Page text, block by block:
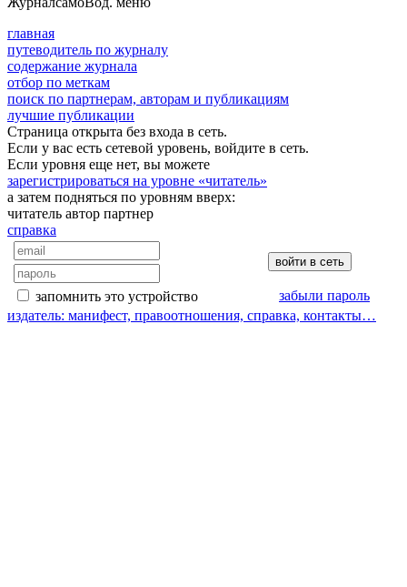
главная
путеводитель по журналу
содержание журнала
отбор по меткам
поиск по партнерам, авторам и публикациям
лучшие публикации
Страница открыта без входа в сеть.
Если у вас есть сетевой уровень, войдите в сеть.
Если уровня еще нет, вы можете
зарегистрироваться на уровне «читатель»
а затем подняться по уровням вверх:
читатель автор партнер
справка
запомнить это устройство
забыли пароль
издатель: манифест, правоотношения, справка, контакты…